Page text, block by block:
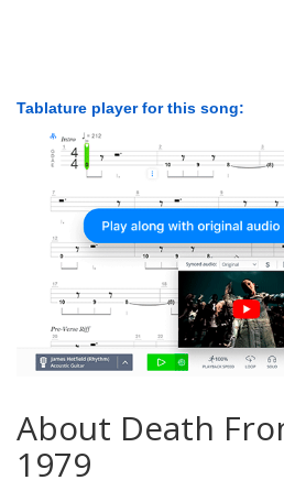
Tablature player for this song:
About Death
1979